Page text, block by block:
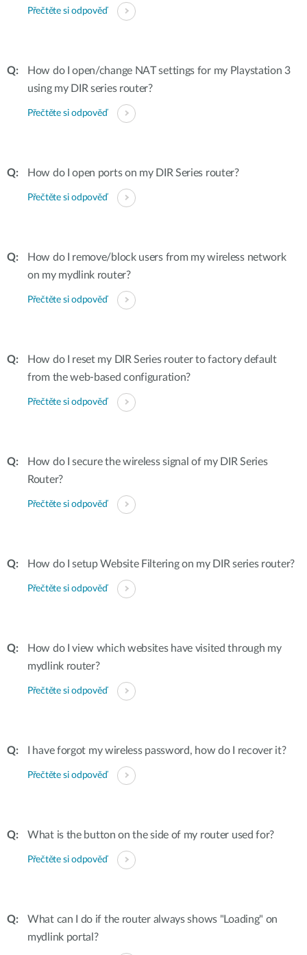
Přečtěte si odpověď
How do I open/change NAT settings for my Playstation 3
using my DIR series router?
Přečtěte si odpověď
How do I open ports on my DIR Series router?
Přečtěte si odpověď
How do I remove/block users from my wireless network
on my mydlink router?
Přečtěte si odpověď
How do I reset my DIR Series router to factory default
from the web-based configuration?
Přečtěte si odpověď
How do I secure the wireless signal of my DIR Series
Router?
Přečtěte si odpověď
How do I setup Website Filtering on my DIR series router?
Přečtěte si odpověď
How do I view which websites have visited through my
mydlink router?
Přečtěte si odpověď
I have forgot my wireless password, how do I recover it?
Přečtěte si odpověď
What is the button on the side of my router used for?
Přečtěte si odpověď
What can I do if the router always shows "Loading" on
mydlink portal?